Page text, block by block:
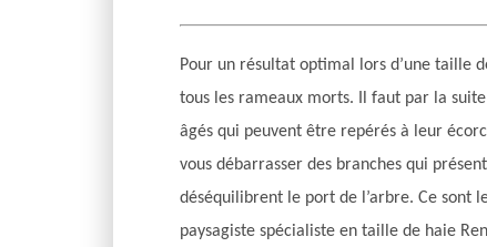
Pour un résultat optimal lors d’une taille
tous les rameaux morts. Il faut par la
âgés qui peuvent être repérés à leur
vous débarrasser des branches qui
déséquilibrent le port de l’arbre. Ce sont
paysagiste spécialiste en taille de haie